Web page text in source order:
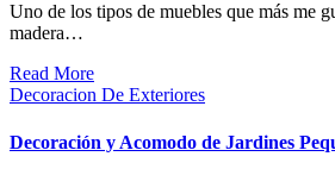
Uno de los tipos de muebles que más me gustan son los muebles de
madera…
Read More
Decoracion De Exteriores
Decoración y Acomodo de Jardines